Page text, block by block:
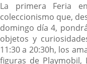
La primera Feria
coleccionismo que,
domingo día 4,
objetos y
11:30 a 20:30h, los
figuras de Playmobil,